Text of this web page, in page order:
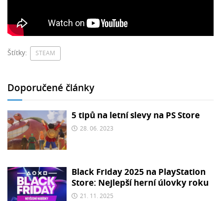
Štítky: STEAM
Doporučené články
5 tipů na letní slevy na PS Store
28. 06. 2023
Black Friday 2025 na PlayStation
Store: Nejlepší herní úlovky roku
21. 11. 2025